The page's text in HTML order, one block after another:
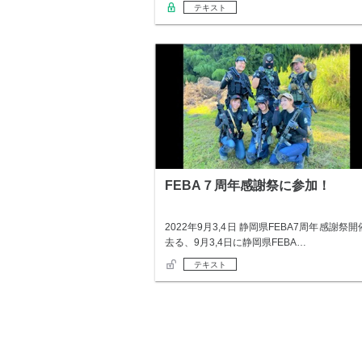
テキスト
FEBA７周年感謝祭に参加！
2022年9月3,4日 静岡県FEBA7周年感謝祭開
去る、9月3,4日に静岡県FEBA…
テキスト